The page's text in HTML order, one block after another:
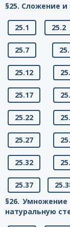
§25. Сложение
25.1 25.2
25.7
25.12
25.17
25.22
25.27
25.32
25.37
§26.
натуральную